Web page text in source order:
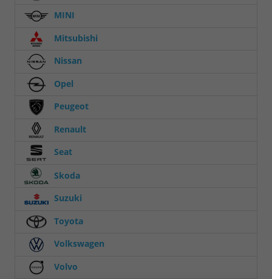
MINI
Mitsubishi
Nissan
Opel
Peugeot
Renault
Seat
Skoda
Suzuki
Toyota
Volkswagen
Volvo